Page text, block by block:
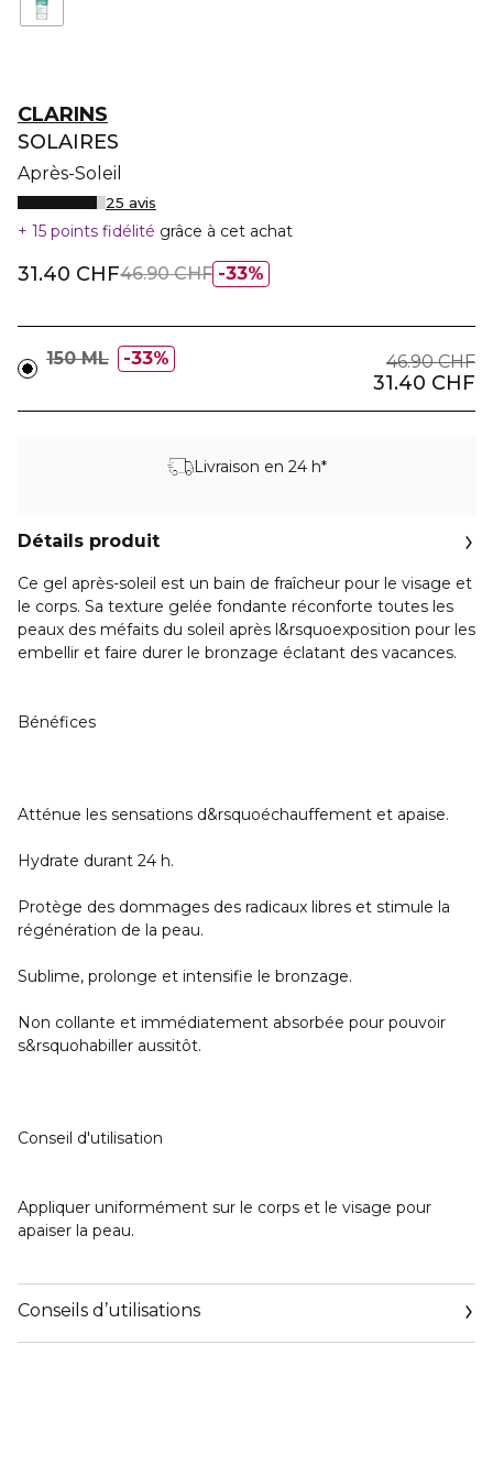
CLARINS
SOLAIRES
Après-Soleil
25 avis
15 points fidélité grâce à cet achat
33%
31.40 CHF46.90 CHF
150 ML 33% 46.90 CHF
31.40 CHF
Livraison en 24 h*
Détails produit
Ce gel après-soleil est un bain de fraîcheur pour le visage et
le corps. Sa texture gelée fondante réconforte toutes les
peaux des méfaits du soleil après l&rsquoexposition pour les
embellir et faire durer le bronzage éclatant des vacances.
Bénéfices
Atténue les sensations d&rsquoéchauffement et apaise.
Hydrate durant 24 h.
Protège des dommages des radicaux libres et stimule la
régénération de la peau.
Sublime, prolonge et intensifie le bronzage.
Non collante et immédiatement absorbée pour pouvoir
s&rsquohabiller aussitôt.
Conseil d'utilisation
Appliquer uniformément sur le corps et le visage pour
apaiser la peau.
Conseils d’utilisations